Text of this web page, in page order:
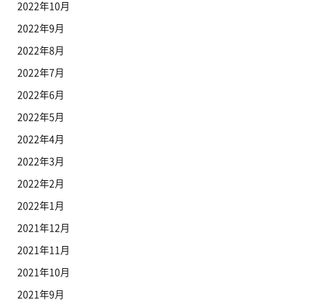
2022年10月
2022年9月
2022年8月
2022年7月
2022年6月
2022年5月
2022年4月
2022年3月
2022年2月
2022年1月
2021年12月
2021年11月
2021年10月
2021年9月